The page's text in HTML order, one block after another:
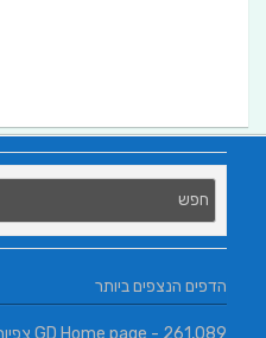
הדפים הנצפים ביותר